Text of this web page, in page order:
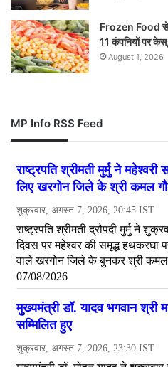
Frozen Food से
11 कंपनियों पर
August 1, 2026
MP Info RSS Feed